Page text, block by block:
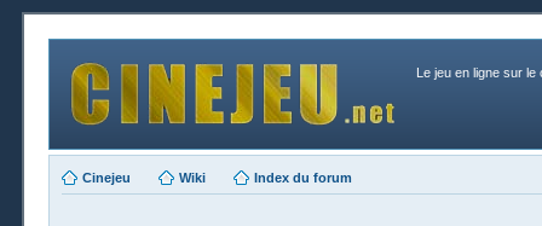
Le jeu en ligne sur le
Cinejeu Wiki Index du forum